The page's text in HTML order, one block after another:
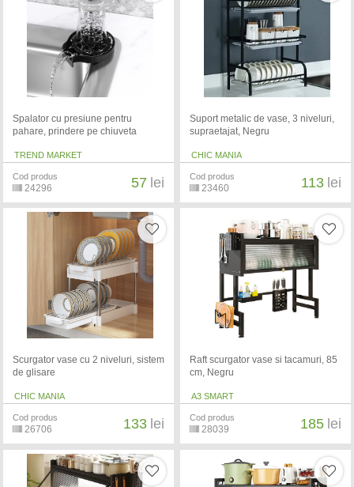
Spalator cu presiune pentru
pahare, prindere pe chiuveta
TREND MARKET
Cod produs
24296 57 lei
Suport metalic de vase, 3 niveluri,
supraetajat, Negru
CHIC MANIA
Cod produs
23460 113 lei
Scurgator vase cu 2 niveluri, sistem
de glisare
CHIC MANIA
Cod produs
26706 133 lei
Raft scurgator vase si tacamuri, 85
cm, Negru
A3 SMART
Cod produs
28039 185 lei